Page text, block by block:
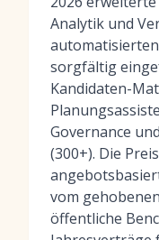
Analytik und
sorgfältig
Kandidaten-
Governance
(300+). Die
vom
öffentliche